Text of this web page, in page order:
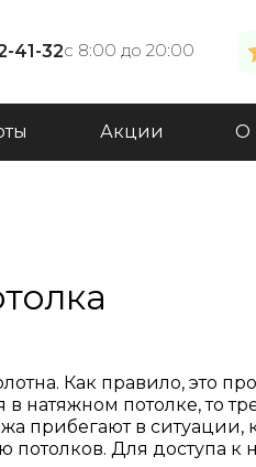
41-32с 8:00 до 20:00
Акции О
Как правило, это
потолке, то
прибегают в ситуации,
Для доступа к